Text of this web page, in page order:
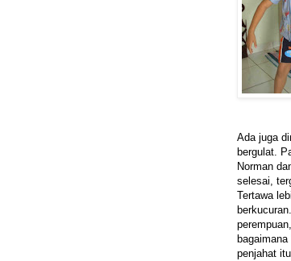
Ada juga
bergulat.
Norman
selesai,
Tertawa
penjahat